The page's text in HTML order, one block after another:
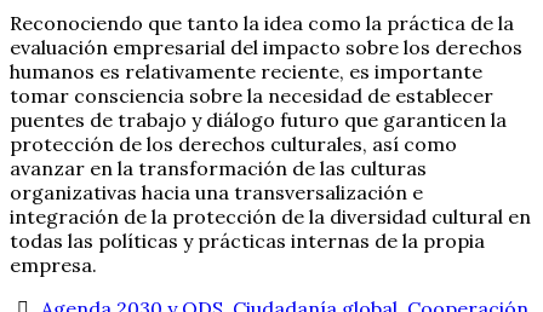
Reconociendo que tanto la idea como la práctica de la
evaluación empresarial del impacto sobre los derechos
humanos es relativamente reciente, es importante
tomar consciencia sobre la necesidad de establecer
puentes de trabajo y diálogo futuro que garanticen la
protección de los derechos culturales, así como
avanzar en la transformación de las culturas
organizativas hacia una transversalización e
integración de la protección de la diversidad cultural en
todas las políticas y prácticas internas de la propia
empresa.